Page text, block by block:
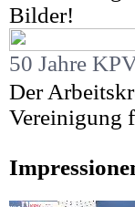
Bilder!
50 Jahre
Der
Vereinigung